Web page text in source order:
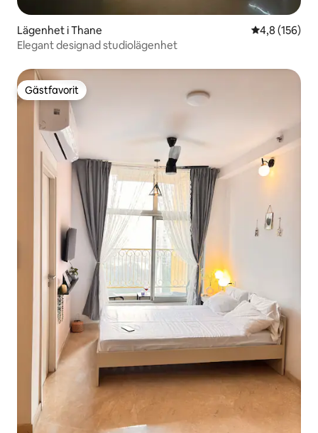
Lägenhet i Thane 4,8 av 5 i
4,8 (156)
Elegant designad studiolägenhet
Gästfavorit
Gästfavorit